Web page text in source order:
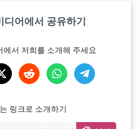
디어에서 공유하기
에서 저희를 소개해 주세요
링크로 소개하기